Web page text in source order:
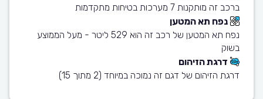
ברכב זה מותקנות 7 מערכות בטיחות מתקדמות
נפח תא המטען
נפח תא המטען של רכב זה הוא 529 ליטר - מעל הממוצע
בשוק
דרגת הזיהום
דרגת הזיהום של דגם זה נמוכה במיוחד (2 מתוך 15)